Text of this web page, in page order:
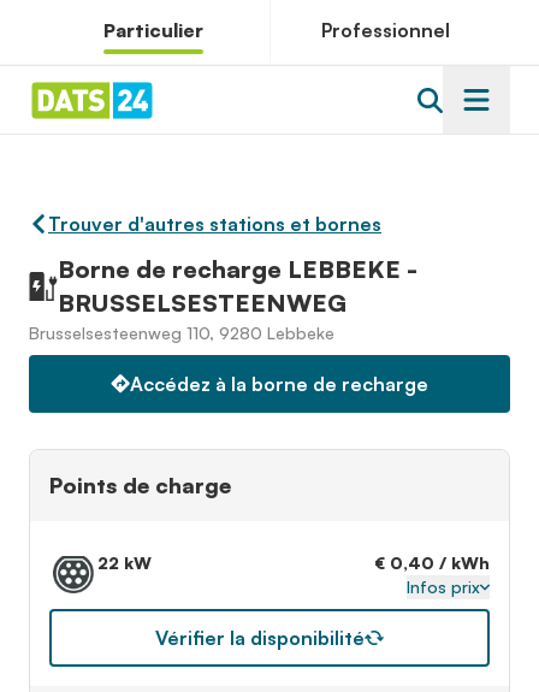
Particulier Professionnel
Trouver d'autres stations et bornes
Borne de recharge LEBBEKE -
BRUSSELSESTEENWEG
Brusselsesteenweg 110, 9280 Lebbeke
Accédez à la borne de recharge
Points de charge
22 kW
€ 0,40 / kWh
Infos prix
Vérifier la disponibilité